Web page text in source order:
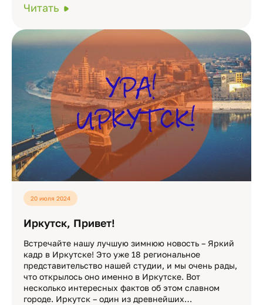
Читать
20 июля 2024
Иркутск, Привет!
Встречайте нашу лучшую зимнюю новость – Яркий
кадр в Иркутске! Это уже 18 региональное
представительство нашей студии, и мы очень рады,
что открылось оно именно в Иркутске. Вот
несколько интересных фактов об этом славном
городе. Иркутск – один из древнейших…